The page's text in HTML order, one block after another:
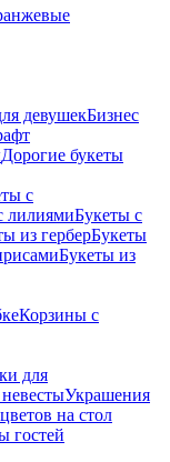
девушекБизнес
Дорогие букеты
с
лилиямиБукеты с
из герберБукеты
Букеты из
Корзины с
для
Украшения
на стол
гостей